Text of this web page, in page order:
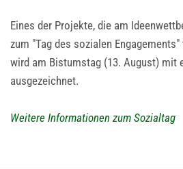
Eines der Projekte, die am
zum "Tag des sozialen
wird am Bistumstag (13. August) mit
ausgezeichnet.
Weitere Informationen zum Sozialtag